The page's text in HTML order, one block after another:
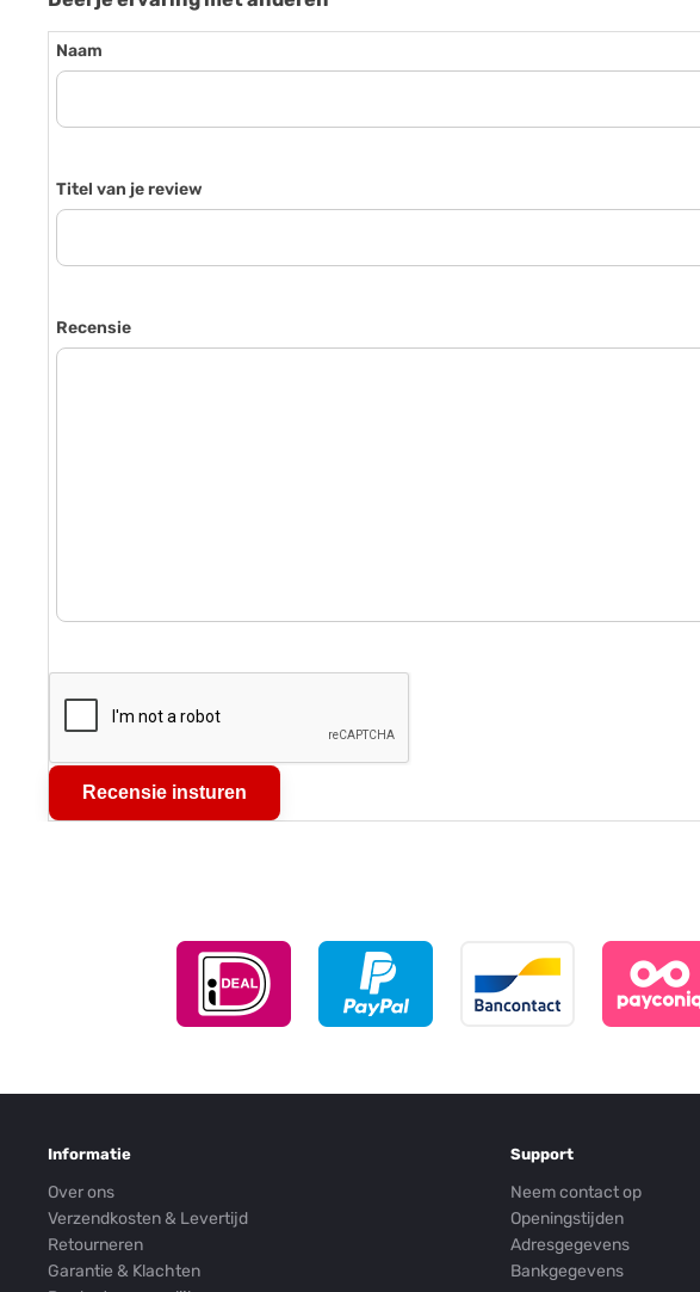
Naam
Titel van je review
Recensie
Recensie insturen
Informatie
Over ons
Verzendkosten & Levertijd
Retourneren
Garantie & Klachten
Support
Neem contact op
Openingstijden
Adresgegevens
Bankgegevens